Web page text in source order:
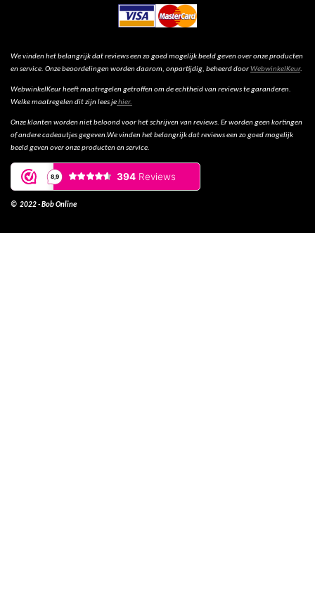
We vinden het belangrijk dat reviews een zo goed mogelijk beeld geven over onze producten
en service. Onze beoordelingen worden daarom, onpartijdig, beheerd doorWebwinkelKeur.
WebwinkelKeur heeft maatregelen getroffen om de echtheid van reviews te garanderen.
Welke maatregelen dit zijn lees jehier.
Onze klanten worden niet beloond voor het schrijven van reviews. Er worden geen kortingen
of andere cadeautjes gegeven.We vinden het belangrijk dat reviews een zo goed mogelijk
beeld geven over onze producten en service.
© 2022 - Bob Online